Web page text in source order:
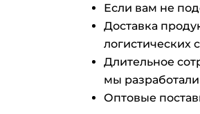
Если вам не
Доставка
логистических
Длительное
мы
Оптовые